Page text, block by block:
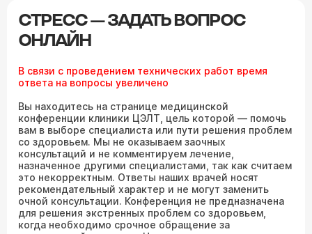
СТРЕСС — ЗАДАТЬ ВОПРОС
ОНЛАЙН
В связи с проведением технических работ время
ответа на вопросы увеличено
Вы находитесь на странице медицинской
конференции клиники ЦЭЛТ, цель которой — помочь
вам в выборе специалиста или пути решения проблем
со здоровьем. Мы не оказываем заочных
консультаций и не комментируем лечение,
назначенное другими специалистами, так как считаем
это некорректным. Ответы наших врачей носят
рекомендательный характер и не могут заменить
очной консультации. Конференция не предназначена
для решения экстренных проблем со здоровьем,
когда необходимо срочное обращение за